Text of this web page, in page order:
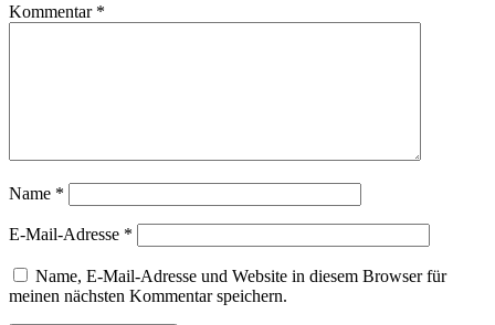
Kommentar *
Name *
E-Mail-Adresse *
Name, E-Mail-Adresse und Website in diesem Browser für
meinen nächsten Kommentar speichern.